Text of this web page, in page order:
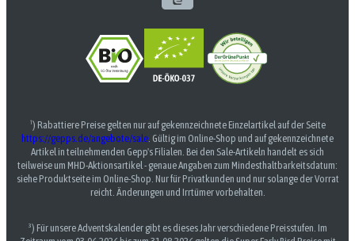
¹) Rabattiere Preise gelten nur auf gekennzeichnete Einzelartikel auf der Seite
https://gepps.de/angebote/sale. Gültig im Online-Shop und auf gekennzeichnete
Artikel in teilnehmenden Gepp's Filialen. Bei den Sale-Artikeln handelt es sich
teilweise um MHD-Aktionsartikel - genaue Angaben zum Mindesthaltbarkeitsdatum:
siehe Produktseite im Online-Shop. Nur für Privatkunden und nur solange der Vorrat
reicht. Änderungen und Irrtümer vorbehalten.
³) Für unsere Adventskalender gibt es dieses Jahr verschiedene Preisstufen. Im